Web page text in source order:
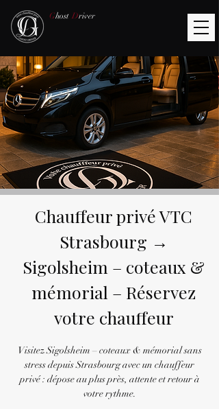
Ghost Driver
Chauffeur privé VTC
Strasbourg →
Sigolsheim – coteaux &
mémorial – Réservez
votre chauffeur
Visitez Sigolsheim – coteaux & mémorial sans
stress depuis Strasbourg avec un chauffeur
privé : dépose au plus près, attente et retour à
votre rythme.